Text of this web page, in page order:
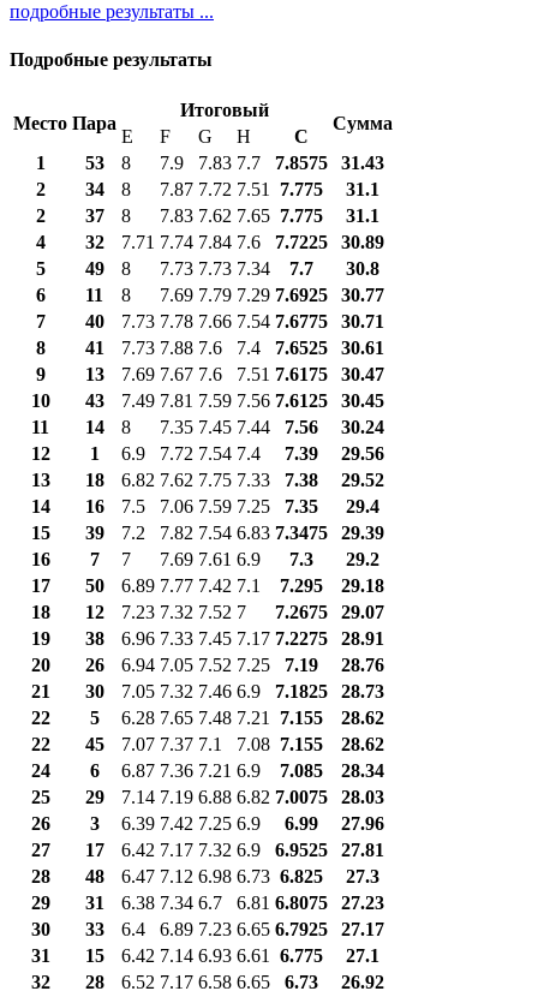
подробные результаты ...
Подробные результаты
Место Пара
Итоговый
Сумма
E F G H
С
1
53 8 7.9 7.83 7.7 7.8575
31.43
2
34 8 7.87 7.72 7.51 7.775
31.1
2
37 8 7.83 7.62 7.65 7.775
31.1
4
32 7.71 7.74 7.84 7.6 7.7225
30.89
5
49 8 7.73 7.73 7.34 7.7
30.8
6
11 8 7.69 7.79 7.29 7.6925
30.77
7
40 7.73 7.78 7.66 7.54 7.6775
30.71
8
41 7.73 7.88 7.6 7.4 7.6525
30.61
9
13 7.69 7.67 7.6 7.51 7.6175
30.47
10
43 7.49 7.81 7.59 7.56 7.6125
30.45
11
14 8 7.35 7.45 7.44 7.56
30.24
12
1 6.9 7.72 7.54 7.4 7.39
29.56
13
18 6.82 7.62 7.75 7.33 7.38
29.52
14
16 7.5 7.06 7.59 7.25 7.35
29.4
15
39 7.2 7.82 7.54 6.83 7.3475
29.39
16
7 7 7.69 7.61 6.9 7.3
29.2
17
50 6.89 7.77 7.42 7.1 7.295
29.18
18
12 7.23 7.32 7.52 7 7.2675
29.07
19
38 6.96 7.33 7.45 7.17 7.2275
28.91
20
26 6.94 7.05 7.52 7.25 7.19
28.76
21
30 7.05 7.32 7.46 6.9 7.1825
28.73
22
5 6.28 7.65 7.48 7.21 7.155
28.62
22
45 7.07 7.37 7.1 7.08 7.155
28.62
24
6 6.87 7.36 7.21 6.9 7.085
28.34
25
29 7.14 7.19 6.88 6.82 7.0075
28.03
26
3 6.39 7.42 7.25 6.9 6.99
27.96
27
17 6.42 7.17 7.32 6.9 6.9525
27.81
28
48 6.47 7.12 6.98 6.73 6.825
27.3
29
31 6.38 7.34 6.7 6.81 6.8075
27.23
30
33 6.4 6.89 7.23 6.65 6.7925
27.17
31
15 6.42 7.14 6.93 6.61 6.775
27.1
32
28 6.52 7.17 6.58 6.65 6.73 26.92